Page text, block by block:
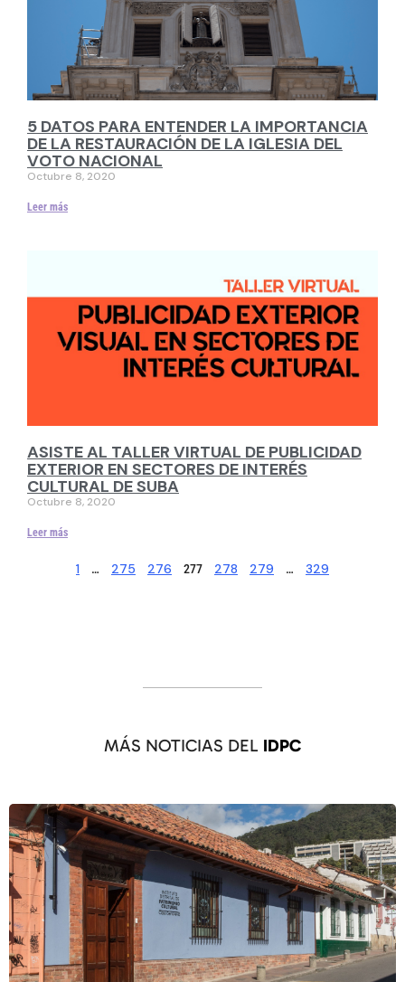
5 DATOS PARA ENTENDER LA IMPORTANCIA
DE LA RESTAURACIÓN DE LA IGLESIA DEL
VOTO NACIONAL
Octubre 8, 2020
Leer más
ASISTE AL TALLER VIRTUAL DE PUBLICIDAD
EXTERIOR EN SECTORES DE INTERÉS
CULTURAL DE SUBA
Octubre 8, 2020
Leer más
1 … 275 276 277 278 279 … 329
MÁS NOTICIAS DEL IDPC